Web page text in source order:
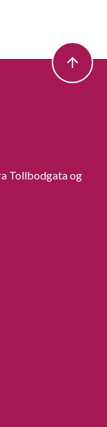
Tollbodgata og